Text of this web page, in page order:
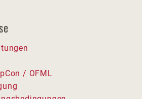
/ OFML